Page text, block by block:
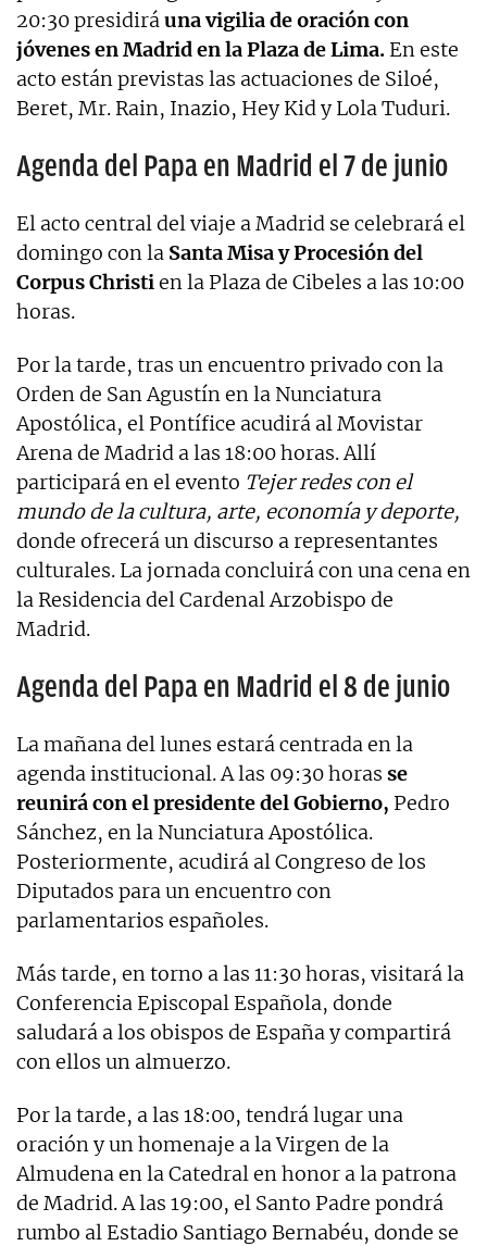
20:30 presidiráuna vigilia de oración con
jóvenes en Madrid en la Plaza de Lima. En este
acto están previstas las actuaciones de Siloé,
Beret, Mr. Rain, Inazio, Hey Kid y Lola Tuduri.
Agenda del Papa en Madrid el 7 de junio
El acto central del viaje a Madrid se celebrará el
domingo con la Santa Misa y Procesión del
Corpus Christien la Plaza de Cibeles a las 10:00
horas.
Por la tarde, tras un encuentro privado con la
Orden de San Agustín en la Nunciatura
Apostólica, el Pontífice acudirá al Movistar
Arena de Madrid a las 18:00 horas. Allí
participará en el evento Tejer redes con el
mundo de la cultura, arte, economía y deporte,
donde ofrecerá un discurso a representantes
culturales. La jornada concluirá con una cena en
la Residencia del Cardenal Arzobispo de
Madrid.
Agenda del Papa en Madrid el 8 de junio
La mañana del lunes estará centrada en la
agenda institucional. A las 09:30 horas se
reunirá con el presidente del Gobierno, Pedro
Sánchez, en la Nunciatura Apostólica.
Posteriormente, acudirá al Congreso de los
Diputados para un encuentro con
parlamentarios españoles.
Más tarde, en torno a las 11:30 horas, visitará la
Conferencia Episcopal Española, donde
saludará a los obispos de España y compartirá
con ellos un almuerzo.
Por la tarde, a las 18:00, tendrá lugar una
oración y un homenaje a la Virgen de la
Almudena en la Catedral en honor a la patrona
de Madrid. A las 19:00, el Santo Padre pondrá
rumbo al Estadio Santiago Bernabéu, donde se